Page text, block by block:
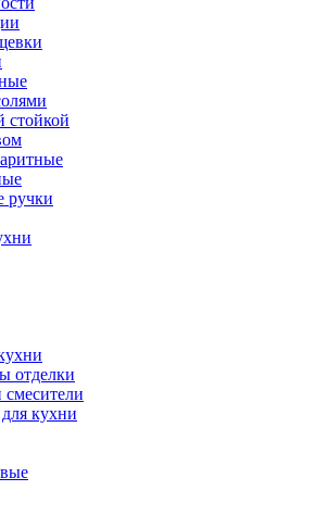
стойкой
ручки
отделки
кухни